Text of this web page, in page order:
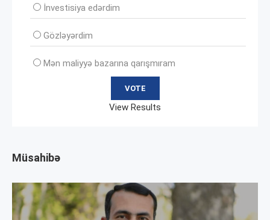
İnvеstisiya edərdim
Gözləyərdim
Mən maliyyə bazarına qarışmıram
View Results
Müsahibə